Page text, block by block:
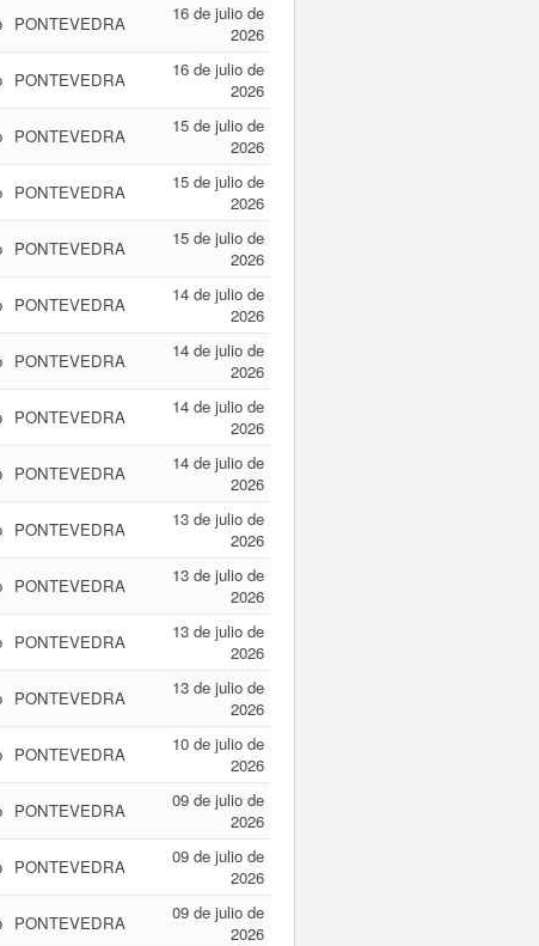
PONTEVEDRA
16 de julio de
2026
PONTEVEDRA
16 de julio de
2026
PONTEVEDRA
15 de julio de
2026
PONTEVEDRA
15 de julio de
2026
PONTEVEDRA
15 de julio de
2026
PONTEVEDRA
14 de julio de
2026
PONTEVEDRA
14 de julio de
2026
PONTEVEDRA
14 de julio de
2026
PONTEVEDRA
14 de julio de
2026
PONTEVEDRA
13 de julio de
2026
PONTEVEDRA
13 de julio de
2026
PONTEVEDRA
13 de julio de
2026
PONTEVEDRA
13 de julio de
2026
PONTEVEDRA
10 de julio de
2026
PONTEVEDRA
09 de julio de
2026
PONTEVEDRA
09 de julio de
2026
PONTEVEDRA
09 de julio de
2026